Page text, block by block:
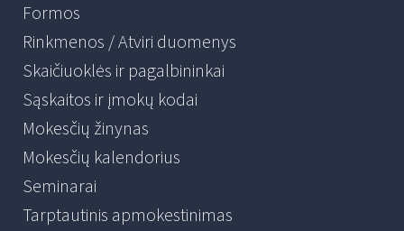
Formos
Rinkmenos / Atviri duomenys
Skaičiuoklės ir pagalbininkai
Sąskaitos ir įmokų kodai
Mokesčių žinynas
Mokesčių kalendorius
Seminarai
Tarptautinis apmokestinimas